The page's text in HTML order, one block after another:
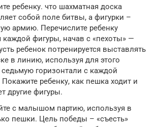
ребенку. что шахматная доска
собой поле битвы, а фигурки –
армию. Перечислите ребенку
каждой фигуры, начав с «пехоты» —
ребенок потренируется выставлять
в линию, используя для этого
горизонтали с каждой
ребенку, как пешка ходит и
другие фигуры.
с малышом партию, используя в
пешки. Цель победы – «съесть»